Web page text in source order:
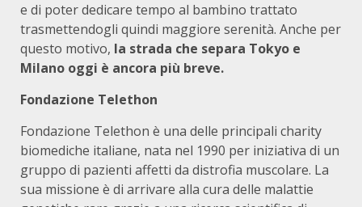
e di poter dedicare tempo al bambino trattato
trasmettendogli quindi maggiore serenità. Anche per
questo motivo, la strada che separa Tokyo e
Milano oggi è ancora più breve.
Fondazione Telethon
Fondazione Telethon è una delle principali charity
biomediche italiane, nata nel 1990 per iniziativa di un
gruppo di pazienti affetti da distrofia muscolare. La
sua missione è di arrivare alla cura delle malattie